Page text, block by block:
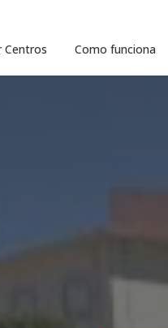
Centros Como funciona